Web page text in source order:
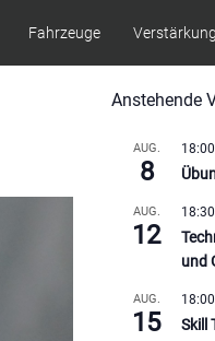
Fahrzeuge
Anstehende
AUG.
8
18:00
AUG.
12
18:30
und
AUG.
15
18:00
Skill